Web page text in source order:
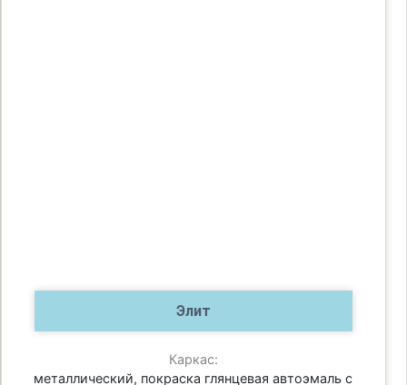
Элит
Каркас:
металлический, покраска глянцевая автоэмаль с